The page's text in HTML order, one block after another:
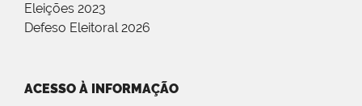
Eleições 2023
Defeso Eleitoral 2026
ACESSO À INFORMAÇÃO